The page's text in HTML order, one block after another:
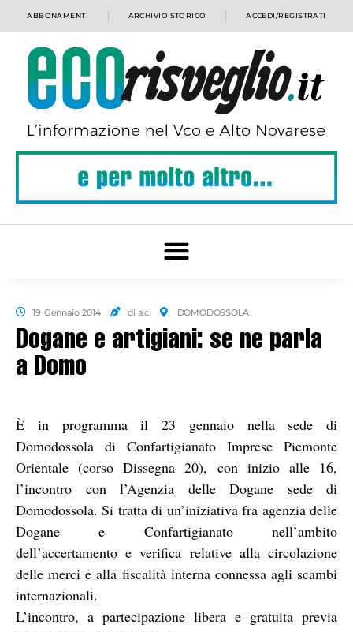
ABBONAMENTI ARCHIVIO STORICO ACCEDI/REGISTRATI
19 Gennaio 2014 di a.c. DOMODOSSOLA
Dogane e artigiani: se ne parla
a Domo
È in programma il 23 gennaio nella sede di
Domodossola di Confartigianato Imprese Piemonte
Orientale (corso Dissegna 20), con inizio alle 16,
l’incontro con l’Agenzia delle Dogane sede di
Domodossola. Si tratta di un’iniziativa fra agenzia delle
Dogane e Confartigianato nell’ambito
dell’accertamento e verifica relative alla circolazione
delle merci e alla fiscalità interna connessa agli scambi
internazionali.
L’incontro, a partecipazione libera e gratuita previa